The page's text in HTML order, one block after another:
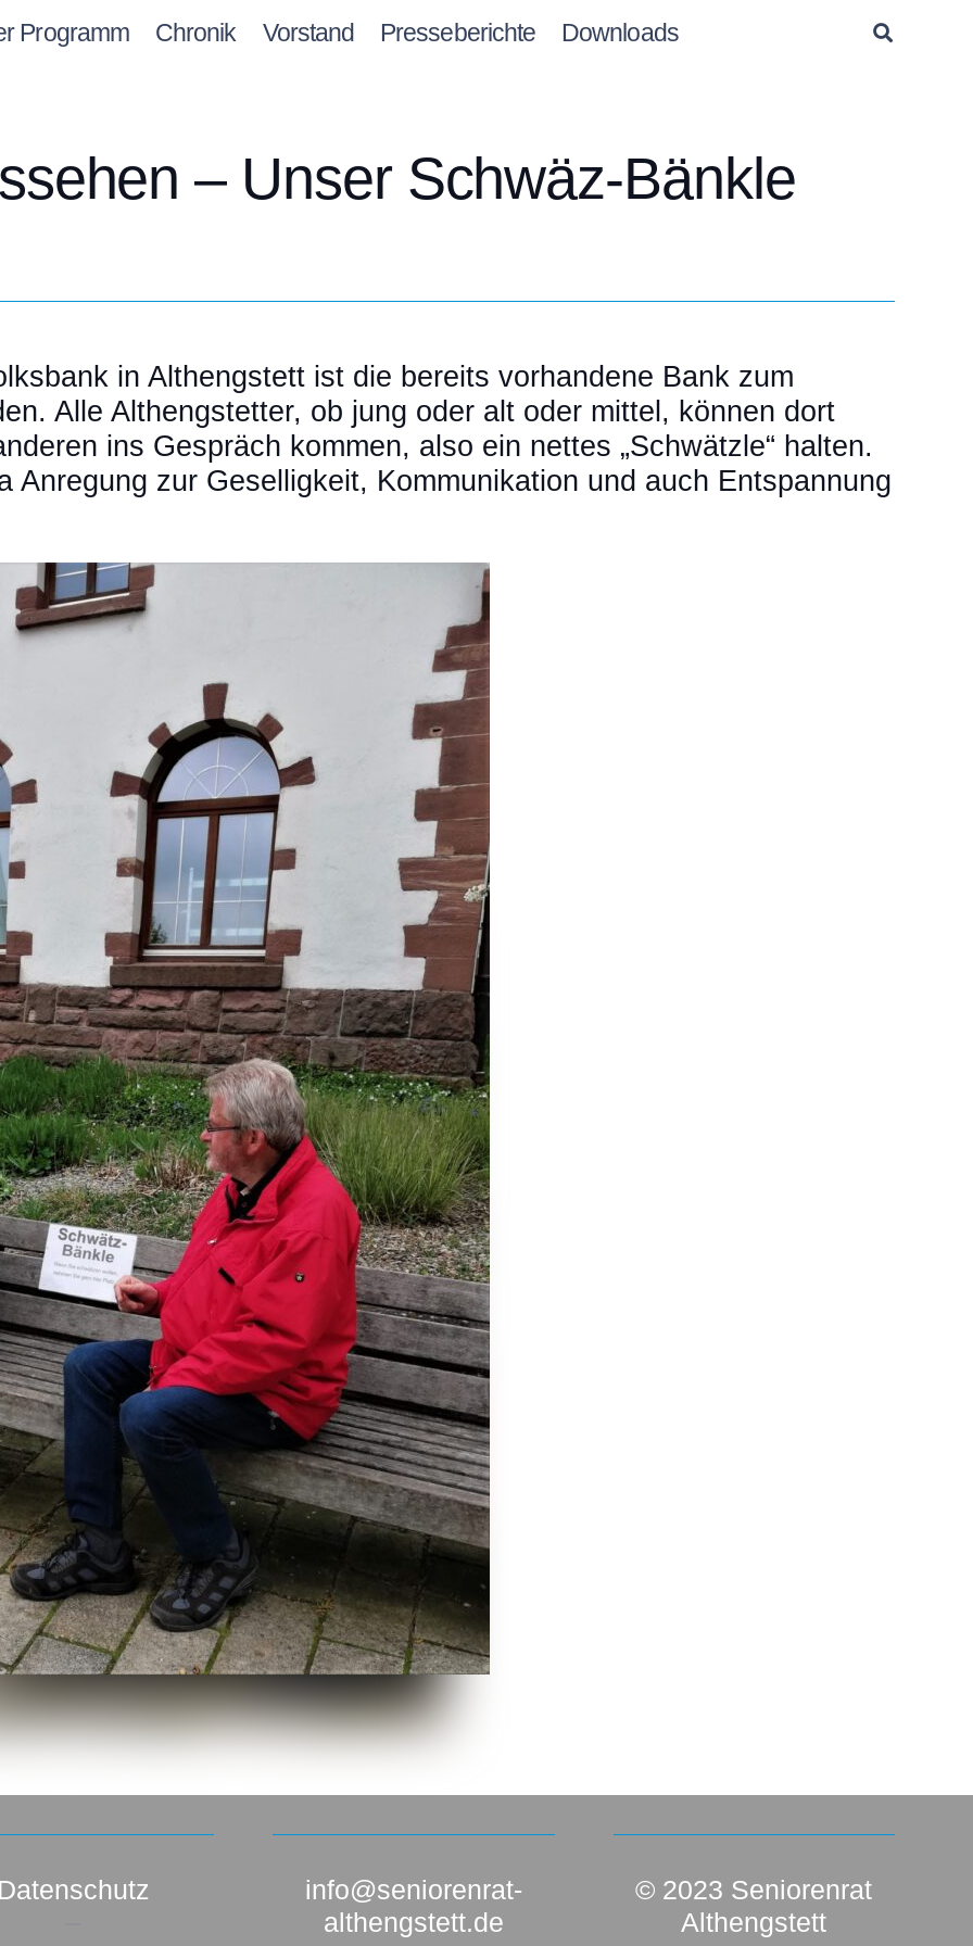
Programm Chronik Vorstand Presseberichte Downloads
– Unser Schwäz-Bänkle
in Althengstett ist die bereits vorhandene Bank zum
Alle Althengstetter, ob jung oder alt oder mittel, können dort
ins Gespräch kommen, also ein nettes „Schwätzle“ halten.
Anregung zur Geselligkeit, Kommunikation und auch Entspannung
info@seniorenrat-
althengstett.de
© 2023 Seniorenrat
Althengstett